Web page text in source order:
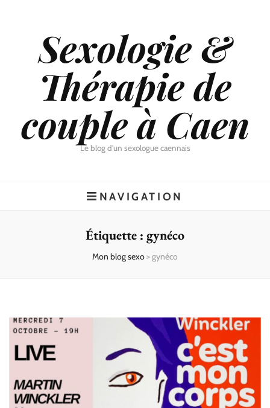
Sexologie &
Thérapie de
couple à Caen
Le blog d'un sexologue caennais
NAVIGATION
Étiquette : gynéco
Mon blog sexo>gynéco